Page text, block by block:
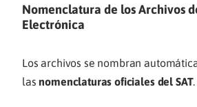
Nomenclatura de los Archivos
Electrónica
Los archivos se nombran
lasnomenclaturas oficiales del SAT.